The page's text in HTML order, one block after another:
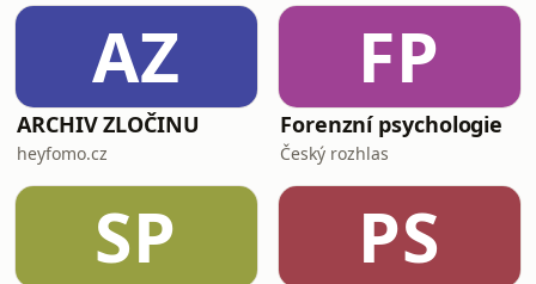
AZ
ARCHIV ZLOČINU
heyfomo.cz
FP
Forenzní psychologie
Český rozhlas
SP PS